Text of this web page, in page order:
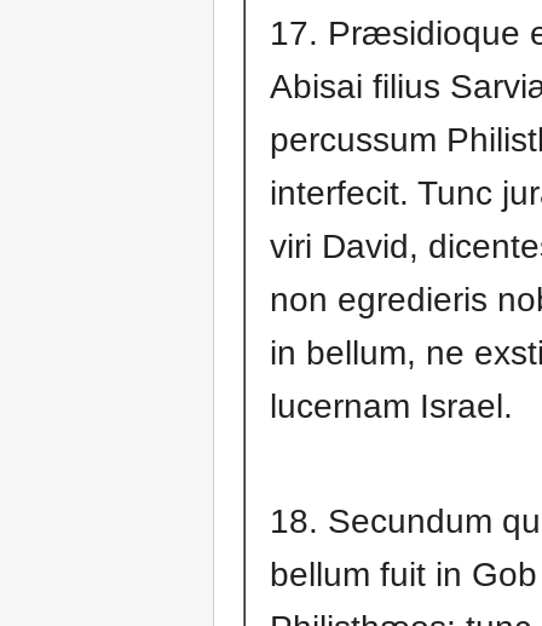
17. Præsidioque
Abisai filius
percussum
interfecit. Tunc
viri David,
non egredieris
in bellum, ne
lucernam Israel.
18. Secundum
bellum fuit in